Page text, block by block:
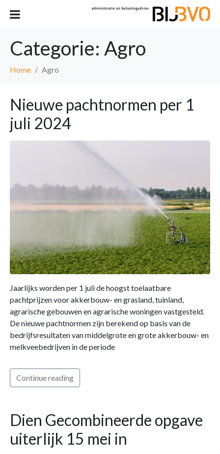
Categorie: Agro
Home Agro
Nieuwe pachtnormen per 1
juli 2024
Jaarlijks worden per 1 juli de hoogst toelaatbare
pachtprijzen voor akkerbouw- en grasland, tuinland,
agrarische gebouwen en agrarische woningen vastgesteld.
De nieuwe pachtnormen zijn berekend op basis van de
bedrijfsresultaten van middelgrote en grote akkerbouw- en
melkveebedrijven in de periode
Continue reading
Dien Gecombineerde opgave
uiterlijk 15 mei in